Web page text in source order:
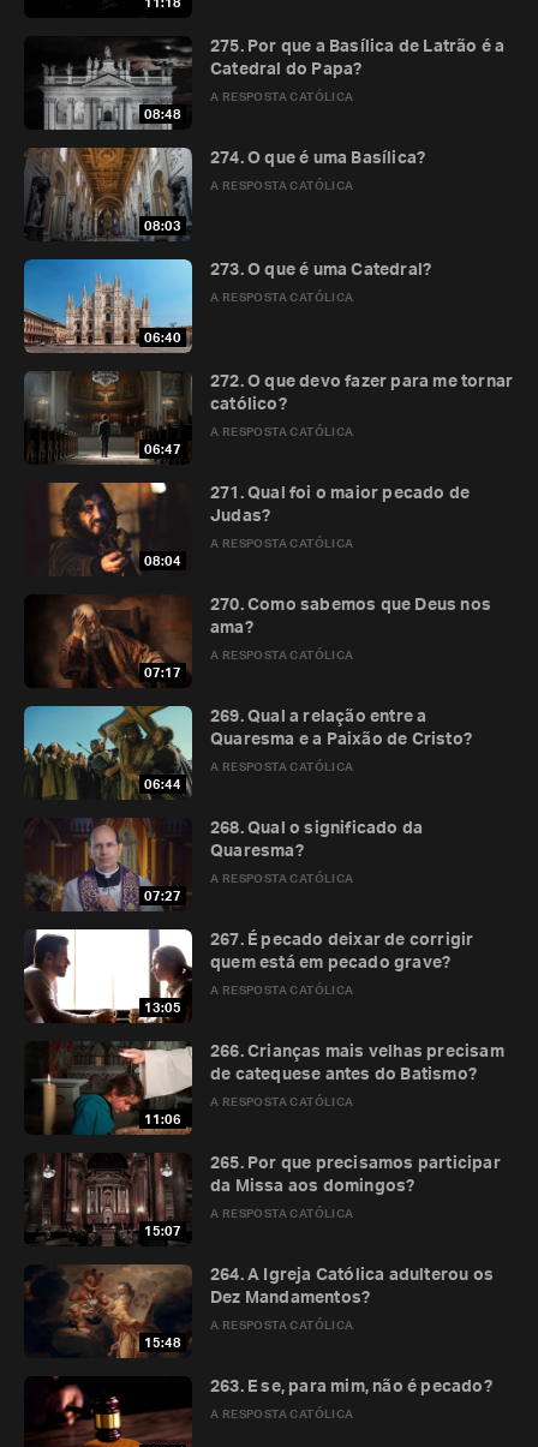
11:18
08:48
A RESPOSTA CATÓLICA
275. Por que a Basílica de Latrão é a
Catedral do Papa?
08:03
A RESPOSTA CATÓLICA
274. O que é uma Basílica?
06:40
A RESPOSTA CATÓLICA
273. O que é uma Catedral?
06:47
A RESPOSTA CATÓLICA
272. O que devo fazer para me tornar
católico?
08:04
A RESPOSTA CATÓLICA
271. Qual foi o maior pecado de
Judas?
07:17
A RESPOSTA CATÓLICA
270. Como sabemos que Deus nos
ama?
06:44
A RESPOSTA CATÓLICA
269. Qual a relação entre a
Quaresma e a Paixão de Cristo?
07:27
A RESPOSTA CATÓLICA
268. Qual o significado da
Quaresma?
13:05
A RESPOSTA CATÓLICA
267. É pecado deixar de corrigir
quem está em pecado grave?
11:06
A RESPOSTA CATÓLICA
266. Crianças mais velhas precisam
de catequese antes do Batismo?
15:07
A RESPOSTA CATÓLICA
265. Por que precisamos participar
da Missa aos domingos?
15:48
A RESPOSTA CATÓLICA
264. A Igreja Católica adulterou os
Dez Mandamentos?
A RESPOSTA CATÓLICA
263. E se, para mim, não é pecado?